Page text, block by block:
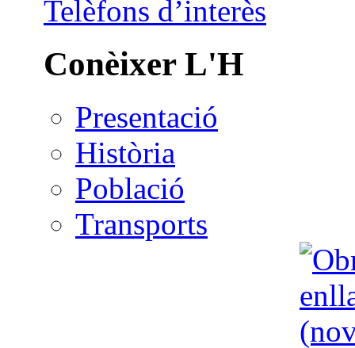
Telèfons d’interès
Conèixer L'H
Presentació
Història
Població
Transports